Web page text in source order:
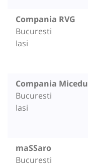
Compania RVG
Bucuresti
Iasi
Compania Micedu
Bucuresti
Iasi
maSSaro
Bucuresti